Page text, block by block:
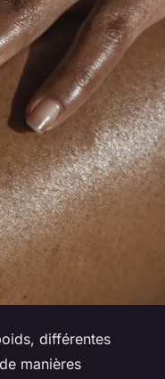
différentes
manières